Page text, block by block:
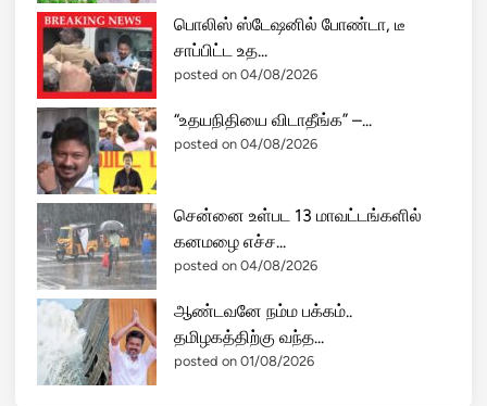
பொலிஸ் ஸ்டேஷனில் போண்டா, டீ
சாப்பிட்ட உத...
posted on 04/08/2026
“உதயநிதியை விடாதீங்க” –...
posted on 04/08/2026
சென்னை உள்பட 13 மாவட்டங்களில்
கனமழை எச்ச...
posted on 04/08/2026
ஆண்டவனே நம்ம பக்கம்..
தமிழகத்திற்கு வந்த...
posted on 01/08/2026